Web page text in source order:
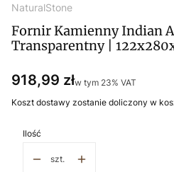
NaturalStone
Fornir Kamienny Indian
Transparentny |
Cena
918,99 złw tym 23% VAT
w tym 23% VAT
Koszt dostawy zostanie doliczony w
Ilość
szt.